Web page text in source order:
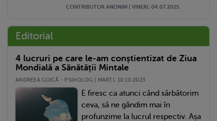
CONTRIBUTOR ANONIM | VINERI, 04.07.2025
Editorial
4 lucruri pe care le-am conștientizat de Ziua
Mondială a Sănătății Mintale
ANDREEA GUICĂ - PSIHOLOG | MARŢI, 10.10.2023
E firesc ca atunci când sărbătorim
ceva, să ne gândim mai în
profunzime la lucrul respectiv. Așa